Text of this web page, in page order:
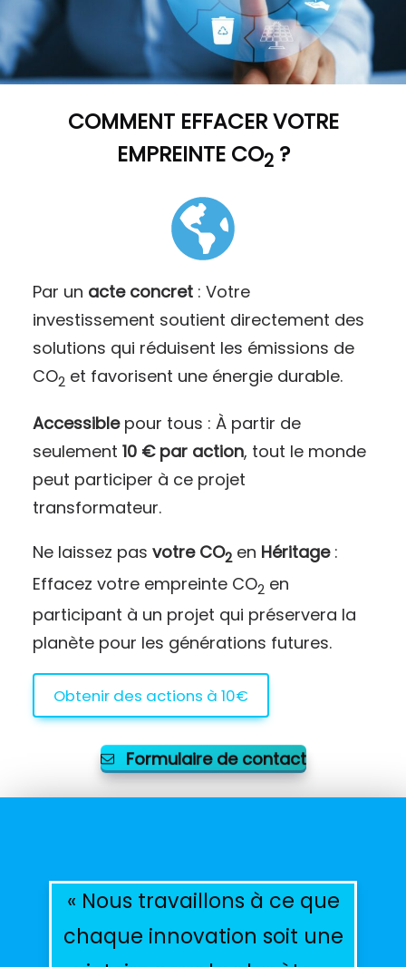
COMMENT EFFACER VOTRE
EMPREINTE CO2?
Par un acte concret: Votre
investissement soutient directement des
solutions qui réduisent les émissions de
CO2 et favorisent une énergie durable.
Accessiblepour tous : À partir de
seulement 10 € par action, tout le monde
peut participer à ce projet
transformateur.
Ne laissez pas votre CO2en Héritage:
Effacez votre empreinte CO2 en
participant à un projet qui préservera la
planète pour les générations futures.
Obtenir des actions à 10€
Formulaire de contact
« Nous travaillons à ce que
chaque innovation soit une